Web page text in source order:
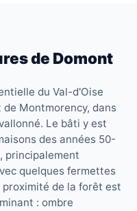
de Domont
du Val-d'Oise
Montmorency, dans
Le bâti y est
des années 50-
principalement
quelques fermettes
de la forêt est
: ombre